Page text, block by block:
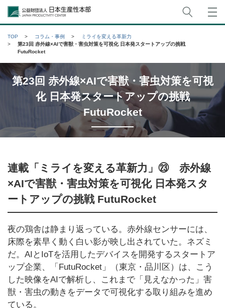
公益財団法人日本生産性本部
TOP コラム・事例
ミライを変える革新力
第23回 赤外線×AIで害獣・害虫対策を可視化 日本発スタートアップの挑戦
FutuRocket
第23回 赤外線×AIで害獣・害虫対策を可視
化 日本発スタートアップの挑戦
FutuRocket
連載「ミライを変える革新力」㉓ 赤外線
×AIで害獣・害虫対策を可視化 日本発スタ
ートアップの挑戦 FutuRocket
夜の鶏舎は静まり返っている。赤外線センサーには、
床際を素早く動く白い影が映し出されていた。ネズミ
だ。AIとIoTを活用したデバイスを開発するスタートア
ップ企業、「FutuRocket」（東京・品川区）は、こう
した映像をAIで解析し、これまで「見えなかった」害
獣・害虫の動きをデータで可視化する取り組みを進め
ている。